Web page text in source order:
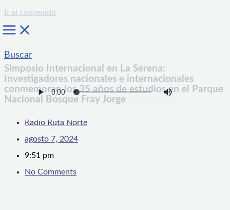
Ir al contenido
Buscar
Simposio Internacional en La Serena:
Investigadores nacionales e internacionales
conmemoran los 35 años de estudios en el Parque
Nacional Bosque Fray Jorge
Radio Ruta Norte
agosto 7, 2024
9:51 pm
No Comments